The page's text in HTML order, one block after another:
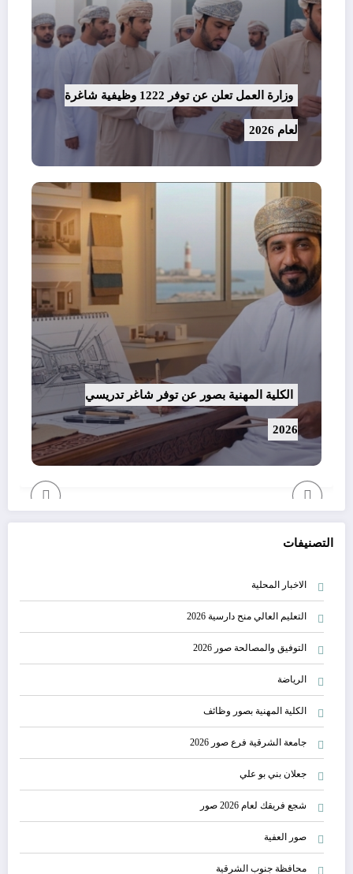
وزارة العمل تعلن عن توفر 1222 وظيفية شاغرة
لعام 2026
الكلية المهنية بصور عن توفر شاغر تدريسي
2026
التصنيفات
الاخبار المحلية
التعليم العالي منح دارسية 2026
التوفيق والمصالحة صور 2026
الرياضة
الكلية المهنية بصور وظائف
جامعة الشرقية فرع صور 2026
جعلان بني بو علي
شجع فريقك لعام 2026 صور
صور العفية
محافظة جنوب الشرقية